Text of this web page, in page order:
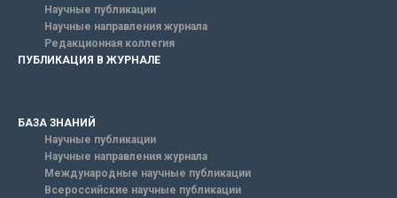
Научные публикации
Научные направления журнала
Редакционная коллегия
ПУБЛИКАЦИЯ В ЖУРНАЛЕ
БАЗА ЗНАНИЙ
Научные публикации
Научные направления журнала
Международные научные публикации
Всероссийские научные публикации